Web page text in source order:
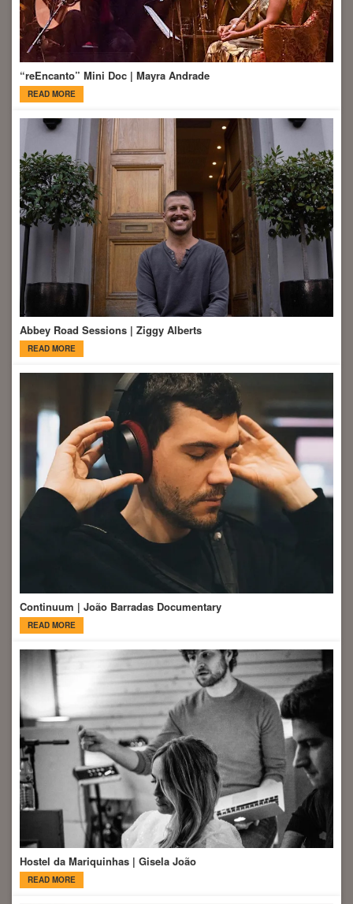
“reEncanto” Mini Doc | Mayra Andrade
READ MORE
Abbey Road Sessions | Ziggy Alberts
READ MORE
Continuum | João Barradas Documentary
READ MORE
Hostel da Mariquinhas | Gisela João
READ MORE